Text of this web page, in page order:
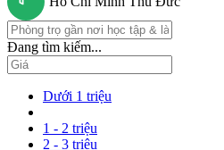
Đang tìm kiếm...
Dưới 1 triệu
1 - 2 triệu
2 - 3 triệu